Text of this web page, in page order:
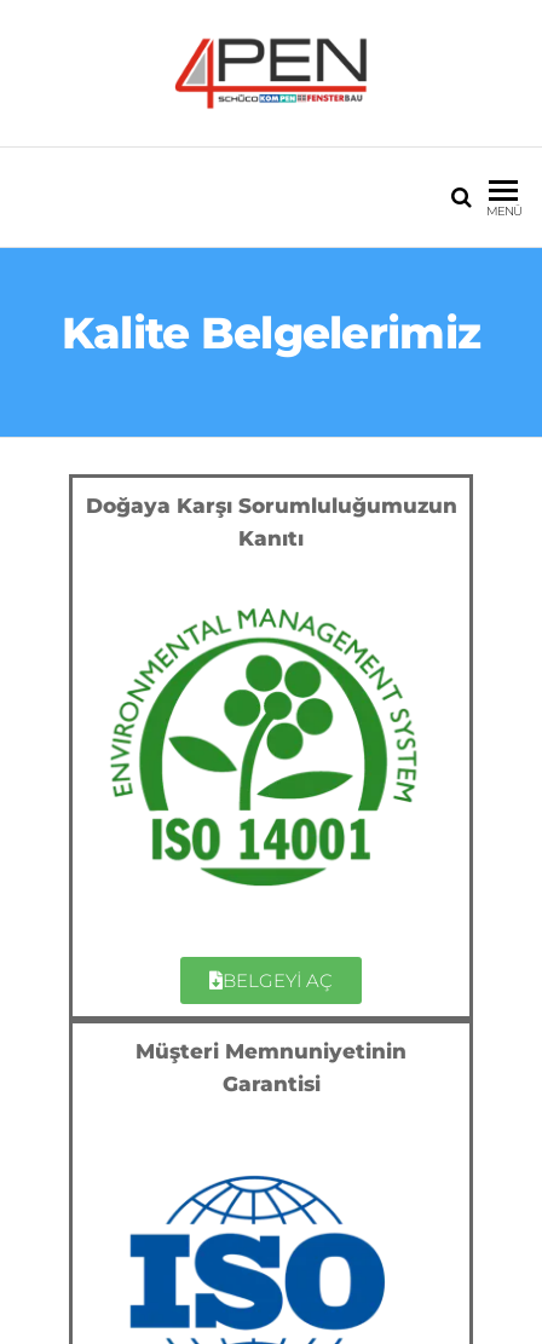
MENÜ
Kalite Belgelerimiz
Doğaya Karşı Sorumluluğumuzun
Kanıtı
BELGEYİ AÇ
Müşteri Memnuniyetinin
Garantisi